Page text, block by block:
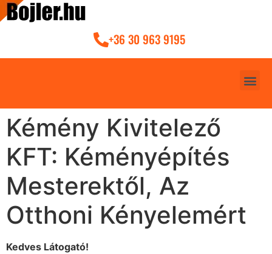
+36 30 963 9195
Kémény Kivitelező
KFT: Kéményépítés
Mesterektől, Az
Otthoni Kényelemért
Kedves Látogató!